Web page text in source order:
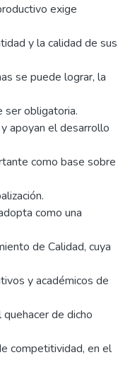
exige
y la calidad de sus
se puede lograr, la
ser obligatoria.
apoyan el desarrollo
como base sobre
como una
de Calidad, cuya
y académicos de
de dicho
competitividad, en el